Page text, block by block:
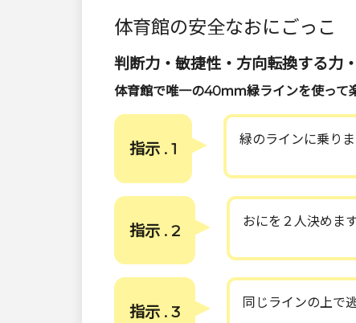
体育館の安全なおにごっこ
判断力・敏捷性・方向転換する力
体育館で唯一の40ｍｍ緑ラインを使って
指示 . 1 緑のラインに乗り
指示 . 2 おにを２人決めま
指示 . 3 同じラインの上で